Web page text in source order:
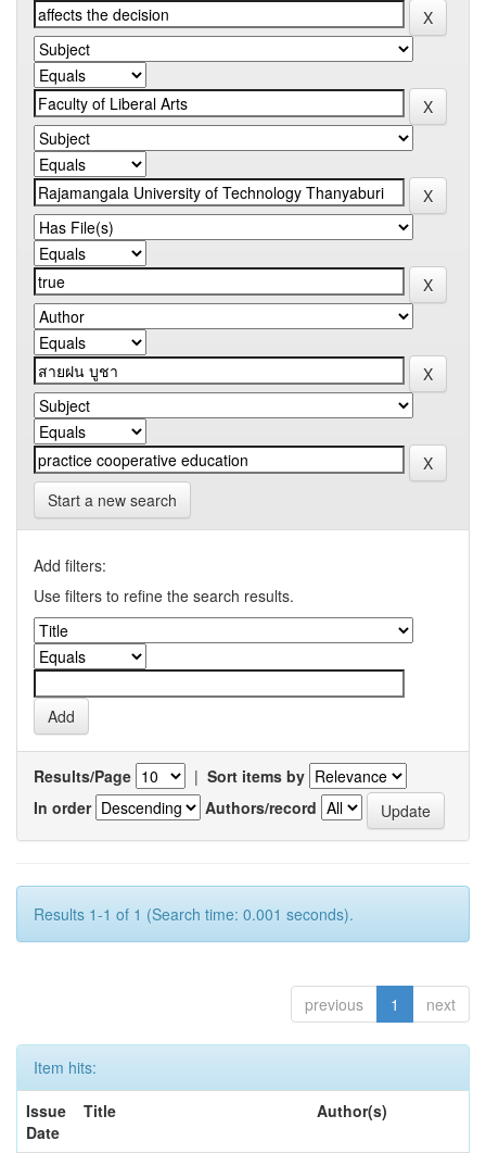
Start a new search
Add filters:
Use filters to refine the search results.
Results/Page | Sort items by
In order
Authors/record
Results 1-1 of 1 (Search time: 0.001 seconds).
previous 1 next
Item hits:
Issue
Date
Title Author(s)